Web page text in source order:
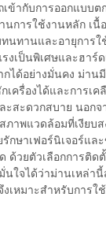
ข้ากับการออกแบบ
การใช้งานหลัก เ
นทานและอายุการ
งเป็นพิเศษและฮาร์
ได้อย่างมั่นคง ม่า
เครื่องได้และการเ
ะสะดวกสบาย นอก
ภาพแวดล้อมที่เงีย
กษาเฟอร์นิเจอร์แล
ด้วยตัวเลือกการติด
ใจได้ว่าม่านเหล่า
เหมาะสำหรับการใ